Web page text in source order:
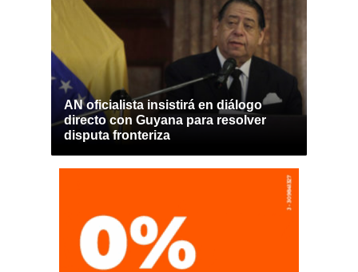
AN oficialista insistirá en diálogo
directo con Guyana para resolver
disputa fronteriza